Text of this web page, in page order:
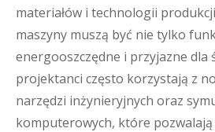
materiałów i technologii
maszyny muszą być nie tylko
energooszczędne i przyjazne dla
projektanci często korzystają z
narzędzi inżynieryjnych oraz
komputerowych, które